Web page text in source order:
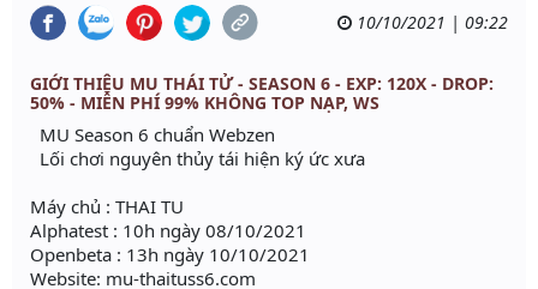
10/10/2021 | 09:22
GIỚI THIỆU MU THÁI TỬ - SEASON 6 - EXP: 120X - DROP:
50% - MIỄN PHÍ 99% KHÔNG TOP NẠP, WS
MU Season 6 chuẩn Webzen
Lối chơi nguyên thủy tái hiện ký ức xưa
Máy chủ : THAI TU
Alphatest : 10h ngày 08/10/2021
Openbeta : 13h ngày 10/10/2021
Website: mu-thaituss6.com